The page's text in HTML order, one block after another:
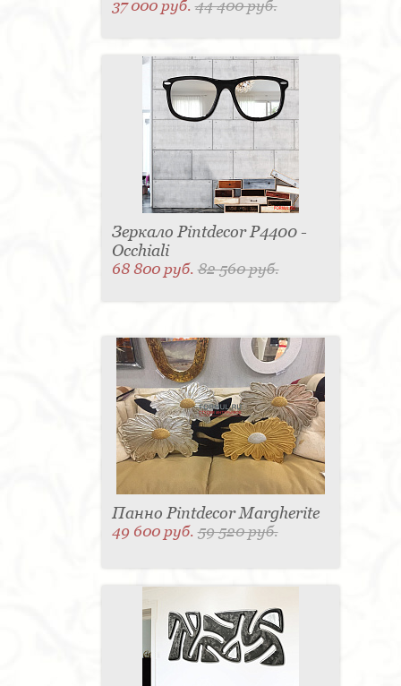
37 000 руб.44 400 руб.
Зеркало Pintdecor P4400 -
Occhiali
68 800 руб.82 560 руб.
Панно Pintdecor Margherite
49 600 руб.59 520 руб.